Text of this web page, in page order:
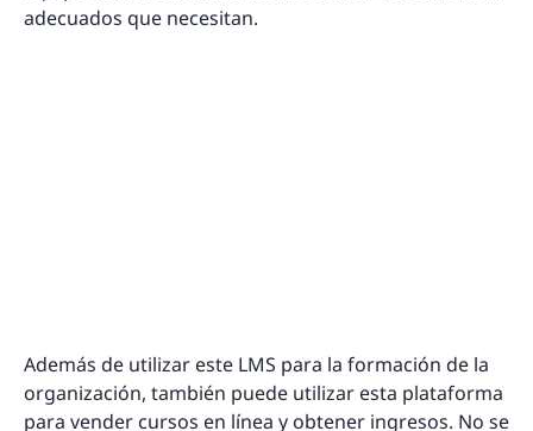
adecuados que necesitan.
Además de utilizar este LMS para la formación de la
organización, también puede utilizar esta plataforma
para vender cursos en línea y obtener ingresos. No se